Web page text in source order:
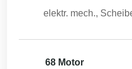
elektr. mech.,
68 Motor